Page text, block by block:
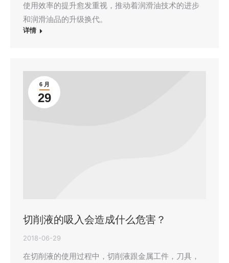
使用效率的提升愈发重视，推动着润滑油技术的进步
和润滑油品的升级换代。
详情
6 月
29
切削液的吸入会造成什么危害？
2018-06-29
在切削液的使用过程中，切削液跟金属工件，刀具，